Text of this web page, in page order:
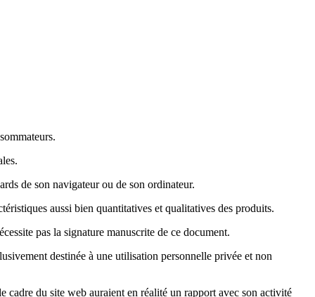
de son navigateur ou de son ordinateur.
aussi bien quantitatives et qualitatives des produits.
pas la signature manuscrite de ce document.
destinée à une utilisation personnelle privée et non
cadre du site web auraient en réalité un rapport avec son activité